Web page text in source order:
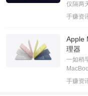
仅隔两
手赚资
Apple
理器
一如稍
手赚资